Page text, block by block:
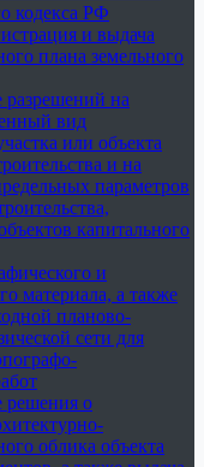
кодекса РФ
и выдача
плана земельного
разрешений на
вид
или объекта
и на
параметров
капитального
и
материала, а также
планово-
сети для
решения о
облика объекта